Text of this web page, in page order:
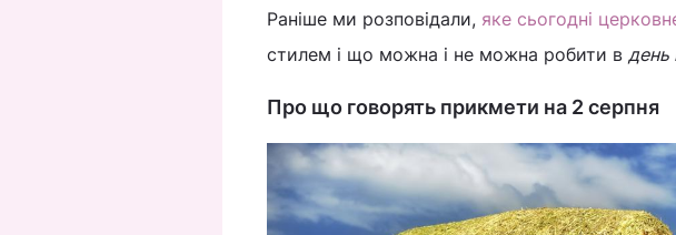
Раніше ми розповідали, яке сьогодні
стилем і що можна і не можна робити в день
Про що говорять прикмети на 2 серпня